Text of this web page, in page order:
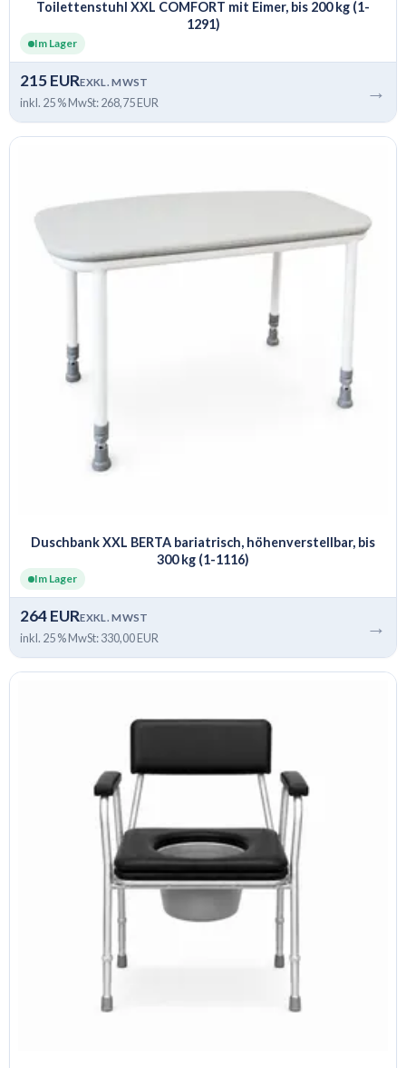
Toilettenstuhl XXL COMFORT mit Eimer, bis 200 kg (1-
1291)
Im Lager
215 EUREXKL. MWST
inkl. 25 % MwSt: 268,75 EUR →
Duschbank XXL BERTA bariatrisch, höhenverstellbar, bis
300 kg (1-1116)
Im Lager
264 EUREXKL. MWST
inkl. 25 % MwSt: 330,00 EUR →